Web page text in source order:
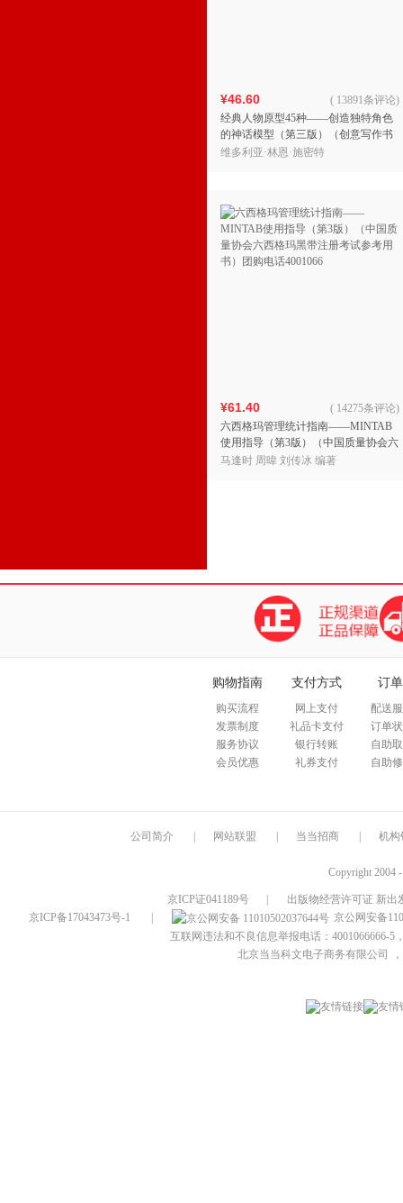
¥46.60
经典人物原型45种——创造独特角色
的神话模型（第三版）（创意写作书
系）
( 13891条评论)
维多利亚·林恩·施密特
¥61.40
六西格玛管理统计指南——MINTAB
使用指导（第3版）（中国质量协会六
西格玛黑带注册考试参考用书）团购
( 14275条评论)
马逢时 周暐 刘传冰 编著
购物指南
购买流程
发票制度
服务协议
会员优惠
支付方式
网上支付
礼品卡支付
银行转账
礼券支付
订
配送
订单
自助
自助
公司简介 网站联盟 当当招商 机构
Copyright 2004
京ICP证041189号
出版物经营许可证 新出
京ICP备17043473号-1
京公网安备
互联网违法和不良信息举报电话：4001066666-5
北京当当科文电子商务有限公司